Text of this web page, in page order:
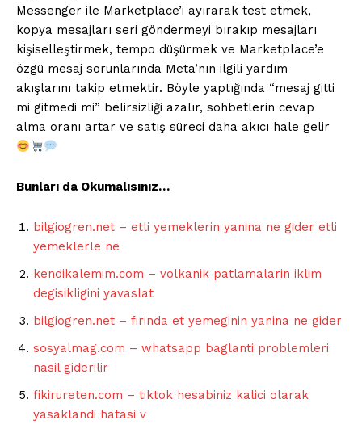
Messenger ile Marketplace’i ayırarak test etmek,
kopya mesajları seri göndermeyi bırakıp mesajları
kişiselleştirmek, tempo düşürmek ve Marketplace’e
özgü mesaj sorunlarında Meta’nın ilgili yardım
akışlarını takip etmektir. Böyle yaptığında “mesaj gitti
mi gitmedi mi” belirsizliği azalır, sohbetlerin cevap
alma oranı artar ve satış süreci daha akıcı hale gelir
Bunları da Okumalısınız…
bilgiogren.net – etli yemeklerin yanina ne gider etli
yemeklerle ne
kendikalemim.com – volkanik patlamalarin iklim
degisikligini yavaslat
bilgiogren.net – firinda et yemeginin yanina ne gider
sosyalmag.com – whatsapp baglanti problemleri
nasil giderilir
fikirureten.com – tiktok hesabiniz kalici olarak
yasaklandi hatasi v